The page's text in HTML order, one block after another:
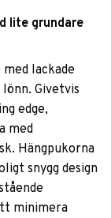
lite grundare
lackade
Givetvis
edge,
med
Hängpukorna
snygg design
minimera